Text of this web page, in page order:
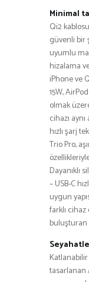
Minimal
Qi2
güvenli bir
uyumlu
hizalama
iPhone ve
15W,
olmak
cihazı
hızlı şarj
Trio Pro,
Dayanıklı
– USB-C
uygun
farklı
buluşturan
tasarlanan